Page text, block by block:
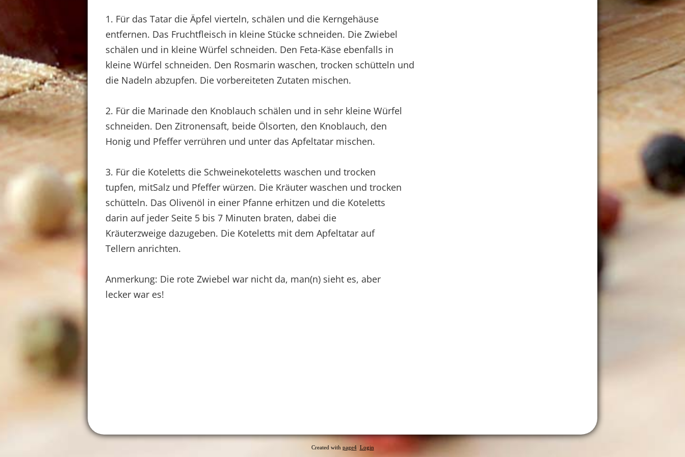
1. Für das Tatar die Äpfel vierteln, schälen und die Kerngehäuse
entfernen. Das Fruchtfleisch in kleine Stücke schneiden. Die Zwiebel
schälen und in kleine Würfel schneiden. Den Feta-Käse ebenfalls in
kleine Würfel schneiden. Den Rosmarin waschen, trocken schütteln und
die Nadeln abzupfen. Die vorbereiteten Zutaten mischen.
2. Für die Marinade den Knoblauch schälen und in sehr kleine Würfel
schneiden. Den Zitronensaft, beide Ölsorten, den Knoblauch, den
Honig und Pfeffer verrühren und unter das Apfeltatar mischen.
3. Für die Koteletts die Schweinekoteletts waschen und trocken
tupfen, mitSalz und Pfeffer würzen. Die Kräuter waschen und trocken
schütteln. Das Olivenöl in einer Pfanne erhitzen und die Koteletts
darin auf jeder Seite 5 bis 7 Minuten braten, dabei die
Kräuterzweige dazugeben. Die Koteletts mit dem Apfeltatar auf
Tellern anrichten.
Anmerkung: Die rote Zwiebel war nicht da, man(n) sieht es, aber
lecker war es!
Created with page4 Login